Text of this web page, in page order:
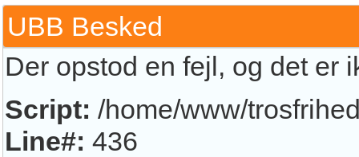
UBB Besked
Der opstod en fejl, og det
Script: /home/www/
Line#: 436